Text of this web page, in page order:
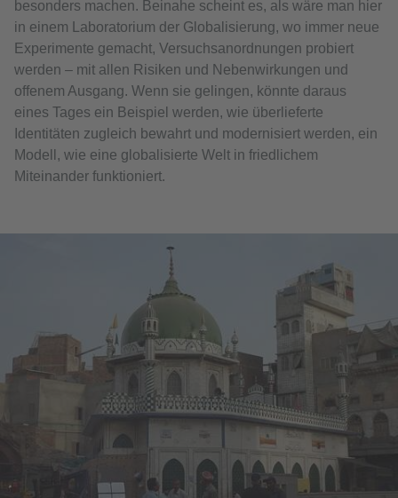
besonders machen. Beinahe scheint es, als wäre man hier
in einem Laboratorium der Globalisierung, wo immer neue
Experimente gemacht, Versuchsanordnungen probiert
werden – mit allen Risiken und Nebenwirkungen und
offenem Ausgang. Wenn sie gelingen, könnte daraus
eines Tages ein Beispiel werden, wie überlieferte
Identitäten zugleich bewahrt und modernisiert werden, ein
Modell, wie eine globalisierte Welt in friedlichem
Miteinander funktioniert.